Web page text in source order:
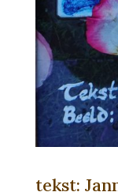
tekst: